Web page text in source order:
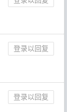
登录以回复
登录以回复